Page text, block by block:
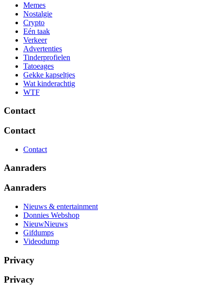
Memes
Nostalgie
Crypto
Eén taak
Verkeer
Advertenties
Tinderprofielen
Tatoeages
Gekke kapseltjes
Wat kinderachtig
WTF
Contact
Contact
Contact
Aanraders
Aanraders
Nieuws & entertainment
Donnies Webshop
NieuwNieuws
Gifdumps
Videodump
Privacy
Privacy